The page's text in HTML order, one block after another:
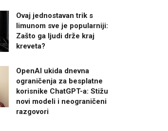
Ovaj jednostavan trik s
limunom sve je popularniji:
Zašto ga ljudi drže kraj
kreveta?
OpenAI ukida dnevna
ograničenja za besplatne
korisnike ChatGPT-a: Stižu
novi modeli i neograničeni
razgovori